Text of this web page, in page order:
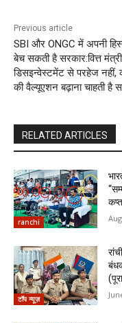
Previous article
SBI और ONGC में अपनी
बेच सकती है सरकार:वित्त
डिसइन्वेस्टमेंट से परहेज नहीं,
की वैल्यूएशन बढ़ाना चाहती है
RELATED ARTICLES
ranchi
टॉप न्यूज़